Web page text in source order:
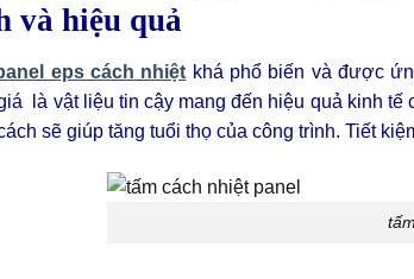
và hiệu quả
eps cách nhiệt khá phổ biến và được
là vật liệu tin cậy mang đến hiệu quả kinh
sẽ giúp tăng tuổi thọ của công trình. Tiết